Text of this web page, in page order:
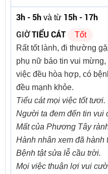
3h - 5h và từ 15h - 17h
GIỜTIỂU CÁT
Tốt
Rất tốt lành, đi thường
phụ nữ báo tin vui
việc đều hòa hợp, có
đều mạnh khỏe.
Tiểu cát mọi việc tốt tươi.
Người ta đem đến tin vui
Mất của Phương Tây
Hành nhân xem đã hành
Bệnh tật sửa lễ cầu trời.
Mọi việc thuận lợi vui